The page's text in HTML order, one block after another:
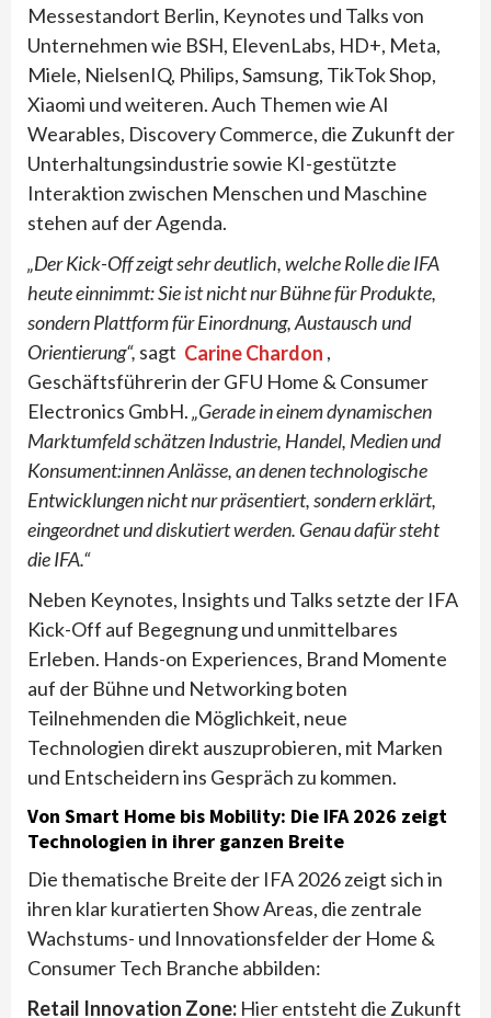
Messestandort Berlin, Keynotes und Talks von
Unternehmen wie BSH, ElevenLabs, HD+, Meta,
Miele, NielsenIQ, Philips, Samsung, TikTok Shop,
Xiaomi und weiteren. Auch Themen wie AI
Wearables, Discovery Commerce, die Zukunft der
Unterhaltungsindustrie sowie KI-gestützte
Interaktion zwischen Menschen und Maschine
stehen auf der Agenda.
„Der Kick-Off zeigt sehr deutlich, welche Rolle die IFA
heute einnimmt: Sie ist nicht nur Bühne für Produkte,
sondern Plattform für Einordnung, Austausch und
Orientierung“, sagt Carine Chardon ,
Geschäftsführerin der GFU Home & Consumer
Electronics GmbH.„Gerade in einem dynamischen
Marktumfeld schätzen Industrie, Handel, Medien und
Konsument:innen Anlässe, an denen technologische
Entwicklungen nicht nur präsentiert, sondern erklärt,
eingeordnet und diskutiert werden. Genau dafür steht
die IFA.“
Neben Keynotes, Insights und Talks setzte der IFA
Kick-Off auf Begegnung und unmittelbares
Erleben. Hands-on Experiences, Brand Momente
auf der Bühne und Networking boten
Teilnehmenden die Möglichkeit, neue
Technologien direkt auszuprobieren, mit Marken
und Entscheidern ins Gespräch zu kommen.
Von Smart Home bis Mobility: Die IFA 2026 zeigt
Technologien in ihrer ganzen Breite
Die thematische Breite der IFA 2026 zeigt sich in
ihren klar kuratierten Show Areas, die zentrale
Wachstums- und Innovationsfelder der Home &
Consumer Tech Branche abbilden:
Retail Innovation Zone: Hier entsteht die Zukunft